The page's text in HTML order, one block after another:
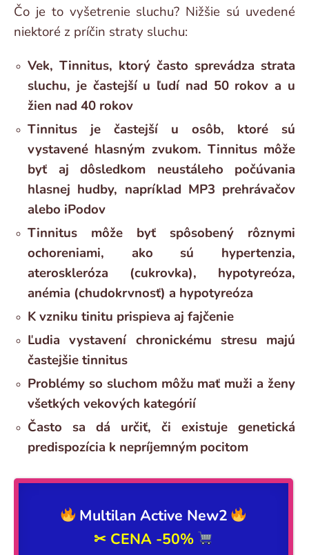
Čo je to vyšetrenie sluchu? Nižšie sú uvedené
niektoré z príčin straty sluchu:
Vek, Tinnitus, ktorý často sprevádza strata
sluchu, je častejší u ľudí nad 50 rokov a u
žien nad 40 rokov
Tinnitus je častejší u osôb, ktoré sú
vystavené hlasným zvukom. Tinnitus môže
byť aj dôsledkom neustáleho počúvania
hlasnej hudby, napríklad MP3 prehrávačov
alebo iPodov
Tinnitus môže byť spôsobený rôznymi
ochoreniami, ako sú hypertenzia,
ateroskleróza (cukrovka), hypotyreóza,
anémia (chudokrvnosť) a hypotyreóza
K vzniku tinitu prispieva aj fajčenie
Ľudia vystavení chronickému stresu majú
častejšie tinnitus
Problémy so sluchom môžu mať muži a ženy
všetkých vekových kategórií
Často sa dá určiť, či existuje genetická
predispozícia k nepríjemným pocitom
Multilan Active New2
✂ CENA-50%